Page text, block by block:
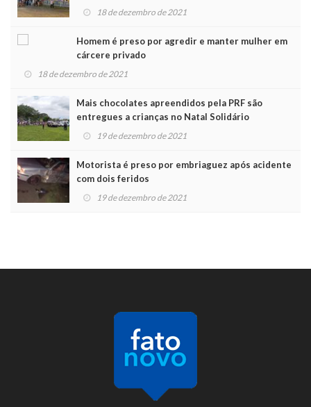
Noel
18 de dezembro de 2021
Homem é preso por agredir e manter mulher em
cárcere privado
18 de dezembro de 2021
Mais chocolates apreendidos pela PRF são
entregues a crianças no Natal Solidário
19 de dezembro de 2021
Motorista é preso por embriaguez após acidente
com dois feridos
19 de dezembro de 2021